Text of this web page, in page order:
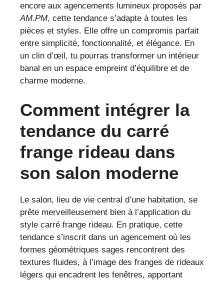
encore aux agencements lumineux proposés par
AM.PM, cette tendance s’adapte à toutes les
pièces et styles. Elle offre un compromis parfait
entre simplicité, fonctionnalité, et élégance. En
un clin d’œil, tu pourras transformer un intérieur
banal en un espace empreint d’équilibre et de
charme moderne.
Comment intégrer la
tendance du carré
frange rideau dans
son salon moderne
Le salon, lieu de vie central d’une habitation, se
prête merveilleusement bien à l’application du
style carré frange rideau. En pratique, cette
tendance s’inscrit dans un agencement où les
formes géométriques sages rencontrent des
textures fluides, à l’image des franges de rideaux
légers qui encadrent les fenêtres, apportant